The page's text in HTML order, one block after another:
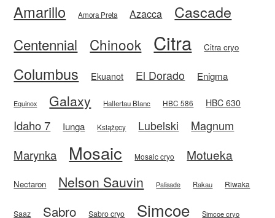
Amarillo Amora Preta Azacca Cascade
Centennial Chinook Citra Citra cryo
Columbus Ekuanot El Dorado Enigma
Equinox Galaxy Hallertau Blanc HBC 586 HBC 630
Idaho 7 Iunga Książęcy Lubelski
Magnum
Marynka
Mosaic Mosaic cryo Motueka
Nectaron Nelson Sauvin Palisade Rakau Riwaka
Saaz Sabro Sabro cryo Simcoe Simcoe cryo